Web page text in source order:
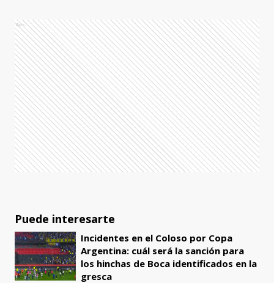
Ads
Puede interesarte
Incidentes en el Coloso por Copa
Argentina: cuál será la sanción para
los hinchas de Boca identificados en la
gresca